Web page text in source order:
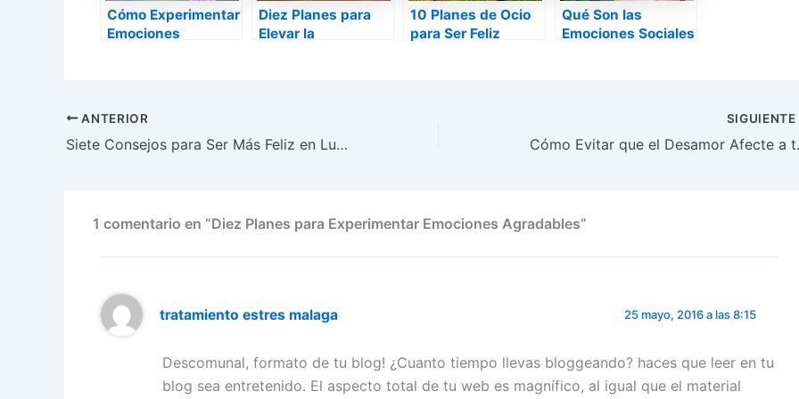
Cómo Experimentar
Emociones
Diez Planes para
Elevar la
10 Planes de Ocio
para Ser Feliz
Qué Son las
Emociones Sociales
ANTERIOR
Siete Consejos para Ser Más Feliz en Lunes
SIGUIENTE
Cómo
1 comentario en “Diez Planes para Experimentar Emociones Agradables”
tratamiento estres malaga 25 mayo, 2016 a las 8:15
Descomunal, formato de tu blog! ¿Cuanto tiempo llevas bloggeando? haces que leer en tu
blog sea entretenido. El aspecto total de tu web es magnífico, al igual que el material